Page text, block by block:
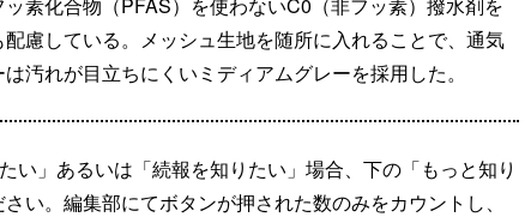
慮している。メッシュ生地を随所に入れることで、通気
汚れが目立ちにくいミディアムグレーを採用した。
い」あるいは「続報を知りたい」場合、下の「もっと知り
い。編集部にてボタンが押された数のみをカウントし、